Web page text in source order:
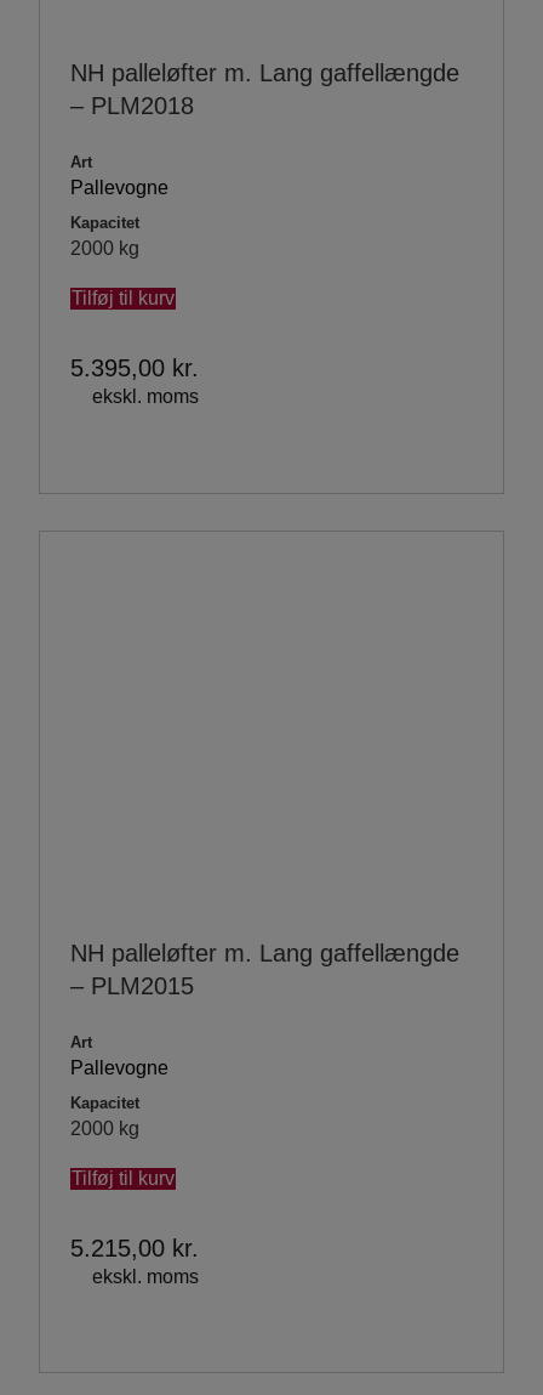
NH palleløfter m. Lang gaffellængde
– PLM2018
Art
Pallevogne
Kapacitet
2000 kg
Tilføj til kurv
5.395,00 kr.
ekskl. moms
NH palleløfter m. Lang gaffellængde
– PLM2015
Art
Pallevogne
Kapacitet
2000 kg
Tilføj til kurv
5.215,00 kr.
ekskl. moms